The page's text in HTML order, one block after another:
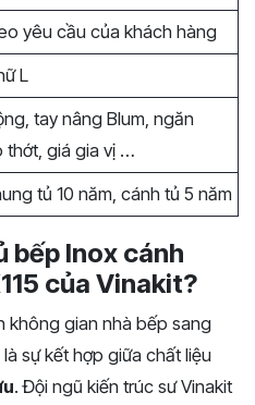
yêu cầu của khách hàng
L
tay nâng Blum, ngăn
thớt, giá gia vị …
tủ 10 năm, cánh tủ 5 năm
bếp Inox cánh
của Vinakit?
không gian nhà bếp sang
sự kết hợp giữa chất liệu
. Đội ngũ kiến trúc sư Vinakit